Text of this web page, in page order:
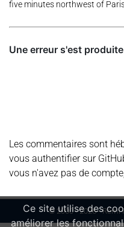
Ce site utilise des
améliorer les
five minutes northwest of
Les commentaires sont
vous authentifier sur
vous n'avez pas de
© 2000 - 2026 - Rémi